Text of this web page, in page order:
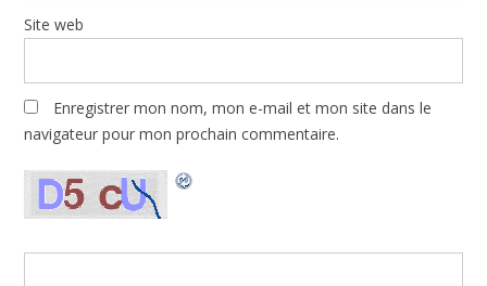
Site web
Enregistrer mon nom, mon e-mail et mon site dans le
navigateur pour mon prochain commentaire.